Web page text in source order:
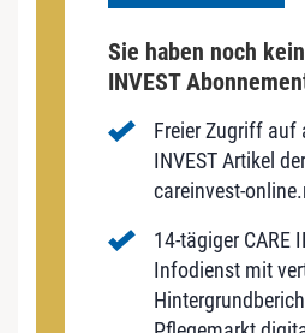
Sie haben noch
INVEST
Freier Zugriff auf
INVEST Artikel
careinvest-
14-tägiger CARE
Infodienst mit